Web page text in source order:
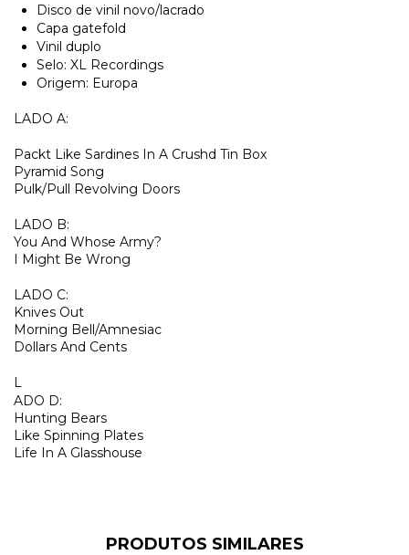
Disco de vinil novo/lacrado
Capa gatefold
Vinil duplo
Selo: XL Recordings
Origem: Europa
LADO A:
Packt Like Sardines In A Crushd Tin Box
Pyramid Song
Pulk/Pull Revolving Doors
LADO B:
You And Whose Army?
I Might Be Wrong
LADO C:
Knives Out
Morning Bell/Amnesiac
Dollars And Cents
L
ADO D:
Hunting Bears
Like Spinning Plates
Life In A Glasshouse
PRODUTOS SIMILARES